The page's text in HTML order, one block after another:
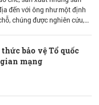
đến với ông như một định
chúng được nghiên cứu,
bảo vệ Tổ quốc
mạng